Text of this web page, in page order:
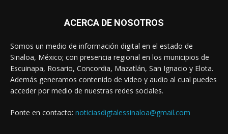
ACERCA DE NOSOTROS
Somos un medio de información digital en el estado de
Sinaloa, México; con presencia regional en los municipios de
Escuinapa, Rosario, Concordia, Mazatlán, San Ignacio y Elota.
Además generamos contenido de video y audio al cual puedes
acceder por medio de nuestras redes sociales.
Ponte en contacto: noticiasdigtalessinaloa@gmail.com